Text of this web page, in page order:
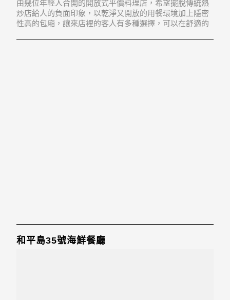
由幾位年輕人合開的開放式平價料理店，希望擺脫傳統熱
炒店給人的負面印象，以乾淨又開放的用餐環境加上隱密
性高的包廂，讓來店裡的客人有多種選擇，可以在舒適的
和平島35號海鮮餐廳